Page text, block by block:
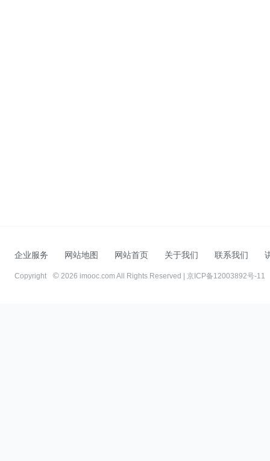
企业服务 网站地图 网站首页 关于我们 联系我们
Copyright 2026 imooc.com All Rights Reserved | 京ICP备12003892号-11